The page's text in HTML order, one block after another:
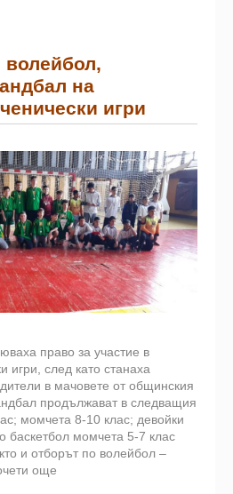
на
игри
право за участие в
игри, след като станаха
в мачовете от общинския
продължават в следващия
момчета 8-10 клас; девойки
баскетбол момчета 5-7 клас
и отборът по волейбол –
още